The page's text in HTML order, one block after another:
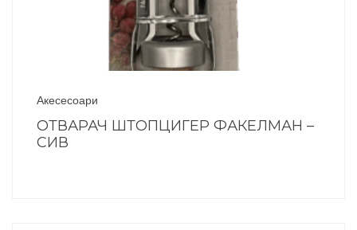
Акесесоари
ОТВАРАЧ ШТОПЦИГЕР ФАКЕЛМАН –
СИВ